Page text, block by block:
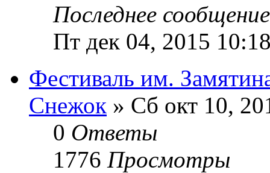
Последнее
Пт дек 04, 2015
Фестиваль им.
Снежок » Сб окт 10,
0 Ответы
1776 Просмотры